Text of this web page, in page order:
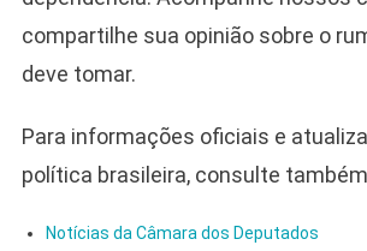
compartilhe sua opinião sobre o
deve tomar.
Para informações oficiais e
política brasileira, consulte
Notícias da Câmara dos Deputados